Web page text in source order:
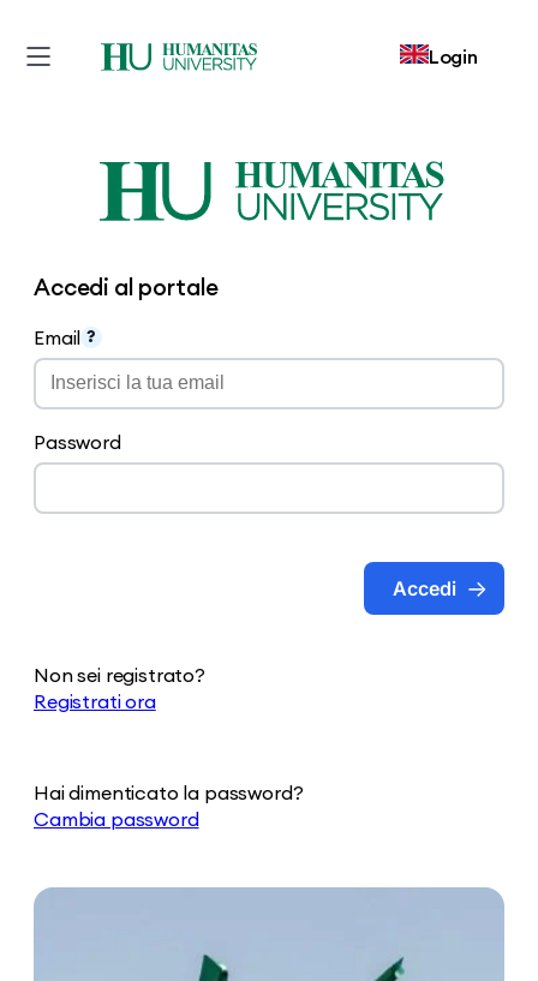
Login
Accedi al portale
Email ?
Password
Accedi
Non sei registrato?
Registrati ora
Hai dimenticato la password?
Cambia password